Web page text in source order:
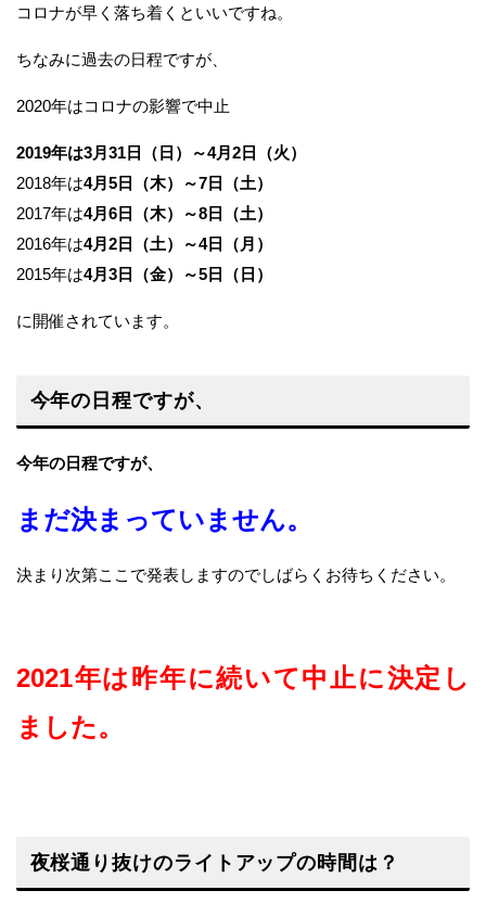
コロナが早く落ち着くといいですね。
ちなみに過去の日程ですが、
2020年はコロナの影響で中止
2019年は3月31日（日）～4月2日（火）
2018年は4月5日（木）～7日（土）
2017年は4月6日（木）～8日（土）
2016年は4月2日（土）～4日（月）
2015年は4月3日（金）～5日（日）
に開催されています。
今年の日程ですが、
今年の日程ですが、
まだ決まっていません。
決まり次第ここで発表しますのでしばらくお待ちください。
2021年は昨年に続いて中止に決定し
ました。
夜桜通り抜けのライトアップの時間は？